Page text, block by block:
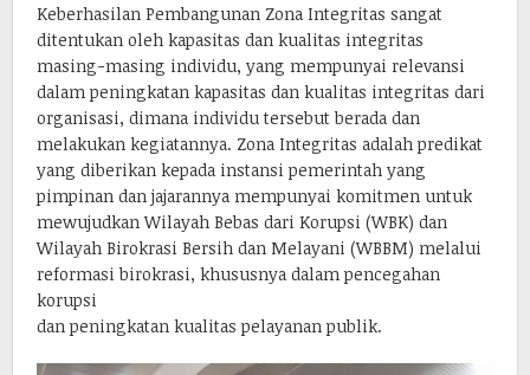
Keberhasilan Pembangunan Zona Integritas sangat
ditentukan oleh kapasitas dan kualitas integritas
masing-masing individu, yang mempunyai relevansi
dalam peningkatan kapasitas dan kualitas integritas dari
organisasi, dimana individu tersebut berada dan
melakukan kegiatannya. Zona Integritas adalah predikat
yang diberikan kepada instansi pemerintah yang
pimpinan dan jajarannya mempunyai komitmen untuk
mewujudkan Wilayah Bebas dari Korupsi (WBK) dan
Wilayah Birokrasi Bersih dan Melayani (WBBM) melalui
reformasi birokrasi, khususnya dalam pencegahan
korupsi
dan peningkatan kualitas pelayanan publik.